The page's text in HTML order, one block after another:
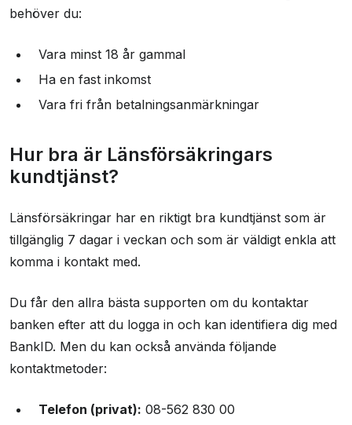
behöver du:
Vara minst 18 år gammal
Ha en fast inkomst
Vara fri från betalningsanmärkningar
Hur bra är Länsförsäkringars
kundtjänst?
Länsförsäkringar har en riktigt bra kundtjänst som är
tillgänglig 7 dagar i veckan och som är väldigt enkla att
komma i kontakt med.
Du får den allra bästa supporten om du kontaktar
banken efter att du logga in och kan identifiera dig med
BankID. Men du kan också använda följande
kontaktmetoder:
Telefon (privat): 08-562 830 00